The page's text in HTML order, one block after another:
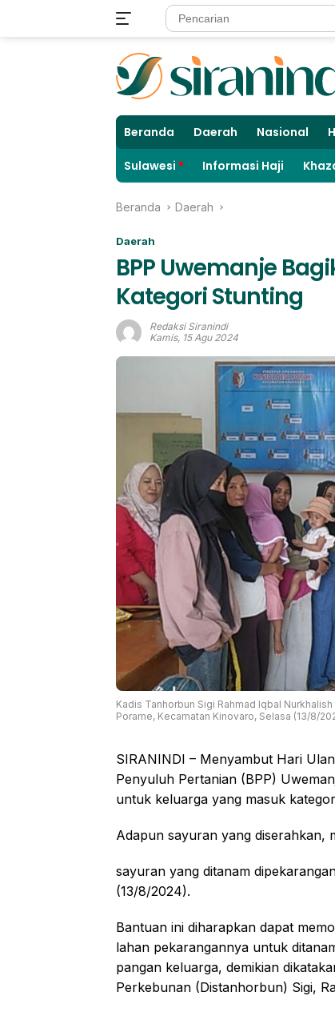
Beranda Daerah Nasional
Sulawesi Informasi Haji
Beranda Daerah
Daerah
BPP Uwemanje
Kategori Stunting
Redaksi Siranindi
Kamis, 15 Agu 2024
Kadis Tanhorbun Sigi Rahmad Iqbal
Porame, Kecamatan Kinovaro, Selasa (13/8/
SIRANINDI – Menyambut Hari
Penyuluh Pertanian (BPP)
untuk keluarga yang masuk
Adapun sayuran yang diserahkan,
sayuran yang ditanam
(13/8/2024).
Bantuan ini diharapkan dapat
lahan pekarangannya untuk
pangan keluarga, demikian
Perkebunan (Distanhorbun) Sigi,